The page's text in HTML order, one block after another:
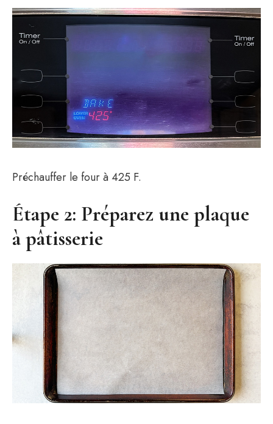
Préchauffer le four à 425 F.
Étape 2: Préparez une plaque
à pâtisserie